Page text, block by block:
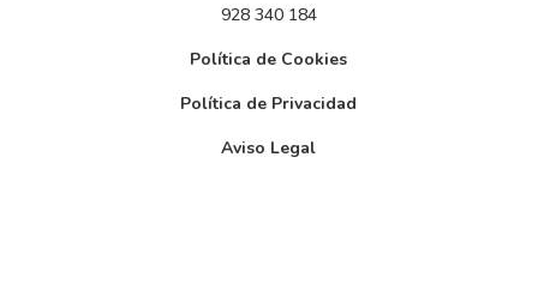
928 340 184
Política de Cookies
Política de Privacidad
Aviso Legal